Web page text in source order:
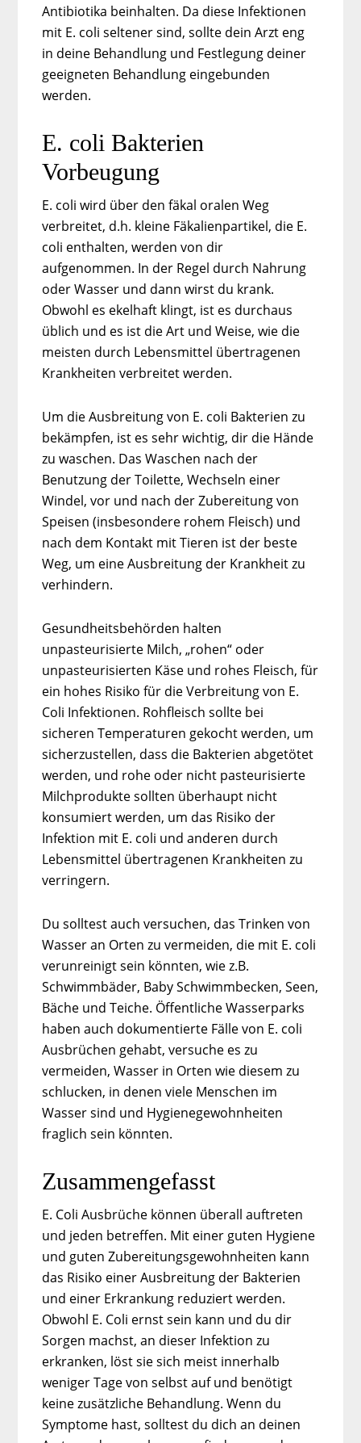
Antibiotika beinhalten. Da diese Infektionen
mit E. coli seltener sind, sollte dein Arzt eng
in deine Behandlung und Festlegung deiner
geeigneten Behandlung eingebunden
werden.
E. coli Bakterien
Vorbeugung
E. coli wird über den fäkal oralen Weg
verbreitet, d.h. kleine Fäkalienpartikel, die E.
coli enthalten, werden von dir
aufgenommen. In der Regel durch Nahrung
oder Wasser und dann wirst du krank.
Obwohl es ekelhaft klingt, ist es durchaus
üblich und es ist die Art und Weise, wie die
meisten durch Lebensmittel übertragenen
Krankheiten verbreitet werden.
Um die Ausbreitung von E. coli Bakterien zu
bekämpfen, ist es sehr wichtig, dir die Hände
zu waschen. Das Waschen nach der
Benutzung der Toilette, Wechseln einer
Windel, vor und nach der Zubereitung von
Speisen (insbesondere rohem Fleisch) und
nach dem Kontakt mit Tieren ist der beste
Weg, um eine Ausbreitung der Krankheit zu
verhindern.
Gesundheitsbehörden halten
unpasteurisierte Milch, „rohen“ oder
unpasteurisierten Käse und rohes Fleisch, für
ein hohes Risiko für die Verbreitung von E.
Coli Infektionen. Rohfleisch sollte bei
sicheren Temperaturen gekocht werden, um
sicherzustellen, dass die Bakterien abgetötet
werden, und rohe oder nicht pasteurisierte
Milchprodukte sollten überhaupt nicht
konsumiert werden, um das Risiko der
Infektion mit E. coli und anderen durch
Lebensmittel übertragenen Krankheiten zu
verringern.
Du solltest auch versuchen, das Trinken von
Wasser an Orten zu vermeiden, die mit E. coli
verunreinigt sein könnten, wie z.B.
Schwimmbäder, Baby Schwimmbecken, Seen,
Bäche und Teiche. Öffentliche Wasserparks
haben auch dokumentierte Fälle von E. coli
Ausbrüchen gehabt, versuche es zu
vermeiden, Wasser in Orten wie diesem zu
schlucken, in denen viele Menschen im
Wasser sind und Hygienegewohnheiten
fraglich sein könnten.
Zusammengefasst
E. Coli Ausbrüche können überall auftreten
und jeden betreffen. Mit einer guten Hygiene
und guten Zubereitungsgewohnheiten kann
das Risiko einer Ausbreitung der Bakterien
und einer Erkrankung reduziert werden.
Obwohl E. Coli ernst sein kann und du dir
Sorgen machst, an dieser Infektion zu
erkranken, löst sie sich meist innerhalb
weniger Tage von selbst auf und benötigt
keine zusätzliche Behandlung. Wenn du
Symptome hast, solltest du dich an deinen